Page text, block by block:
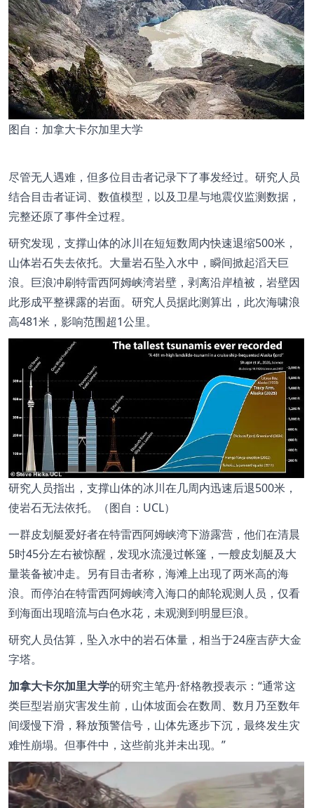
图自：加拿大卡尔加里大学
尽管无人遇难，但多位目击者记录下了事发经过。研究人员
结合目击者证词、数值模型，以及卫星与地震仪监测数据，
完整还原了事件全过程。
研究发现，支撑山体的冰川在短短数周内快速退缩500米，
山体岩石失去依托。大量岩石坠入水中，瞬间掀起滔天巨
浪。巨浪冲刷特雷西阿姆峡湾岩壁，剥离沿岸植被，岩壁因
此形成平整裸露的岩面。研究人员据此测算出，此次海啸浪
高481米，影响范围超1公里。
研究人员指出，支撑山体的冰川在几周内迅速后退500米，
使岩石无法依托。（图自：UCL）
一群皮划艇爱好者在特雷西阿姆峡湾下游露营，他们在清晨
5时45分左右被惊醒，发现水流漫过帐篷，一艘皮划艇及大
量装备被冲走。另有目击者称，海滩上出现了两米高的海
浪。而停泊在特雷西阿姆峡湾入海口的邮轮观测人员，仅看
到海面出现暗流与白色水花，未观测到明显巨浪。
研究人员估算，坠入水中的岩石体量，相当于24座吉萨大金
字塔。
加拿大卡尔加里大学的研究主笔丹·舒格教授表示： “通常这
类巨型岩崩灾害发生前，山体坡面会在数周、数月乃至数年
间缓慢下滑，释放预警信号，山体先逐步下沉，最终发生灾
难性崩塌。但事件中，这些前兆并未出现。 ”